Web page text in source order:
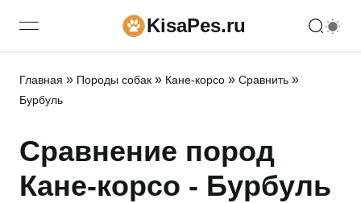
open navigation menuKisaPes.ru
Главная » Породы собак » Кане-корсо » Сравнить »
Бурбуль
Сравнение пород
Кане-корсо - Бурбуль